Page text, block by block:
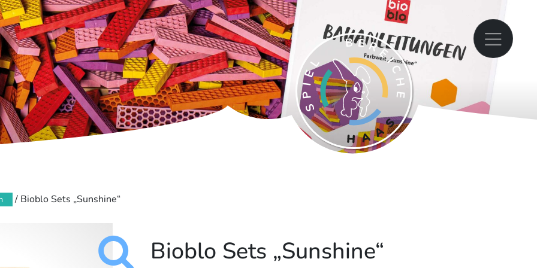
/ Bioblo Sets „Sunshine“
Bioblo Sets „Sunshine“